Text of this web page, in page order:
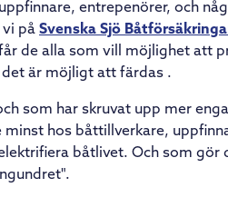
entrepenörer, och
på Svenska Sjö
de alla som vill möjlighet att
är möjligt att färdas .
som har skruvat upp mer
hos båttillverkare,
båtlivet. Och som gör